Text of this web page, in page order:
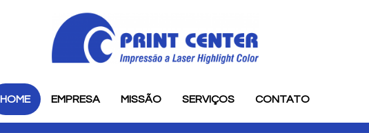
HOME EMPRESA MISSÃO SERVIÇOS CONTATO